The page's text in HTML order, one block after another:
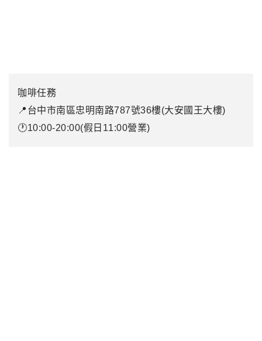
咖啡任務
📍台中市南區忠明南路787號36樓(大安國王大樓)
🕐10:00-20:00(假日11:00營業)